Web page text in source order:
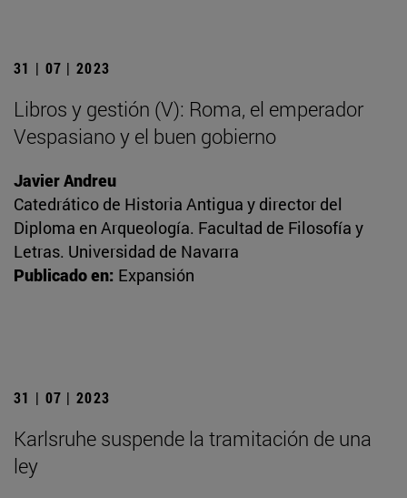
31 | 07 | 2023
Libros y gestión (V): Roma, el emperador
Vespasiano y el buen gobierno
Javier Andreu
Catedrático de Historia Antigua y director del
Diploma en Arqueología. Facultad de Filosofía y
Letras. Universidad de Navarra
Publicado en: Expansión
31 | 07 | 2023
Karlsruhe suspende la tramitación de una
ley